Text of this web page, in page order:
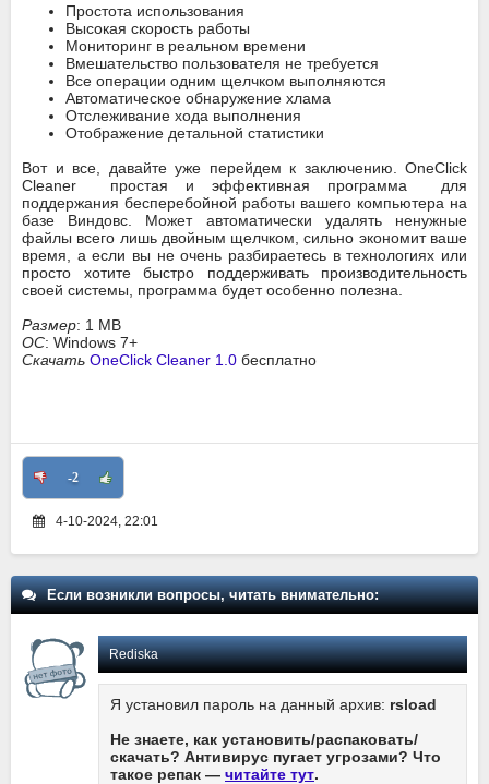
Простота использования
Высокая скорость работы
Мониторинг в реальном времени
Вмешательство пользователя не требуется
Все операции одним щелчком выполняются
Автоматическое обнаружение хлама
Отслеживание хода выполнения
Отображение детальной статистики
Вот и все, давайте уже перейдем к заключению. OneClick
Cleaner простая и эффективная программа для
поддержания бесперебойной работы вашего компьютера на
базе Виндовс. Может автоматически удалять ненужные
файлы всего лишь двойным щелчком, сильно экономит ваше
время, а если вы не очень разбираетесь в технологиях или
просто хотите быстро поддерживать производительность
своей системы, программа будет особенно полезна.
Размер: 1 MB
ОС: Windows 7+
Скачать OneClick Cleaner 1.0 бесплатно
-2
4-10-2024, 22:01
Если возникли вопросы, читать внимательно:
Rediska
Я установил пароль на данный архив: rsload
Не знаете, как установить/распаковать/
скачать? Антивирус пугает угрозами? Что
такое репак — читайте тут.